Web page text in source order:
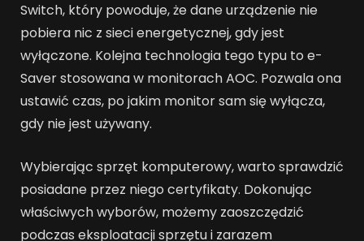
Switch, który powoduje, że dane urządzenie nie
pobiera nic z sieci energetycznej, gdy jest
wyłączone. Kolejna technologia tego typu to e-
Saver stosowana w monitorach AOC. Pozwala ona
ustawić czas, po jakim monitor sam się wyłącza,
gdy nie jest używany.
Wybierając sprzęt komputerowy, warto sprawdzić
posiadane przez niego certyfikaty. Dokonując
właściwych wyborów, możemy zaoszczędzić
podczas eksploatacji sprzętu i zarazem